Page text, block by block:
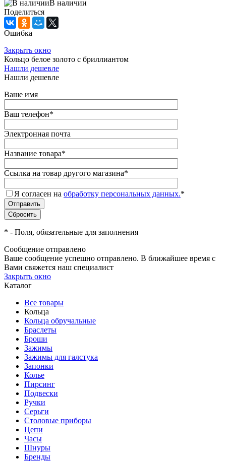
В наличии
Поделиться
Ошибка
Закрыть окно
Кольцо белое золото с бриллиантом
Нашли дешевле
Нашли дешевле
Ваше имя
Ваш телефон*
Электронная почта
Название товара*
Ссылка на товар другого магазина*
Я согласен на обработку персональных данных.*
* - Поля, обязательные для заполнения
Сообщение отправлено
Ваше сообщение успешно отправлено. В ближайшее время с
Вами свяжется наш специалист
Закрыть окно
Каталог
Все товары
Кольца
Кольца обручальные
Браслеты
Броши
Зажимы
Зажимы для галстука
Запонки
Колье
Пирсинг
Подвески
Ручки
Серьги
Столовые приборы
Цепи
Часы
Шнуры
Бренды